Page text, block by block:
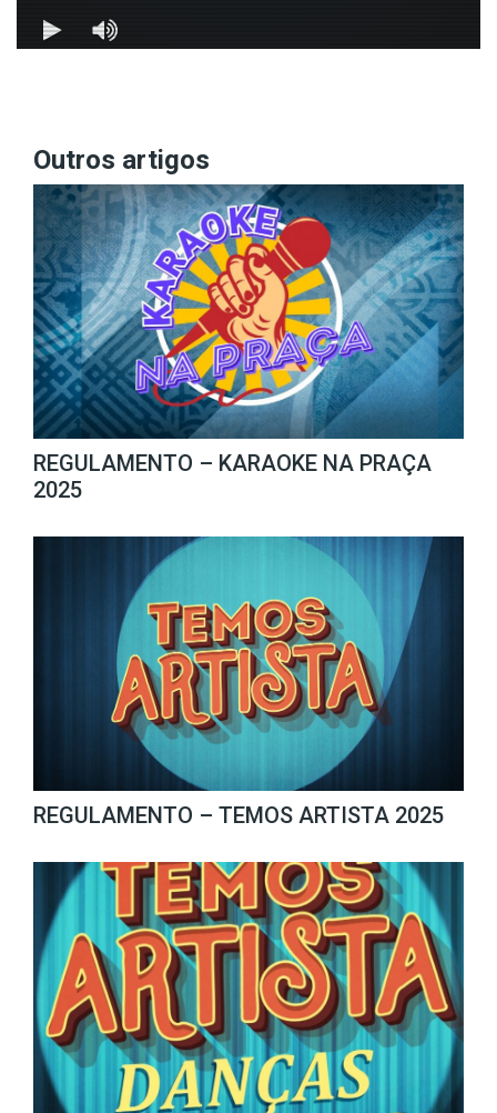
Outros artigos
REGULAMENTO – KARAOKE NA PRAÇA
2025
REGULAMENTO – TEMOS ARTISTA 2025